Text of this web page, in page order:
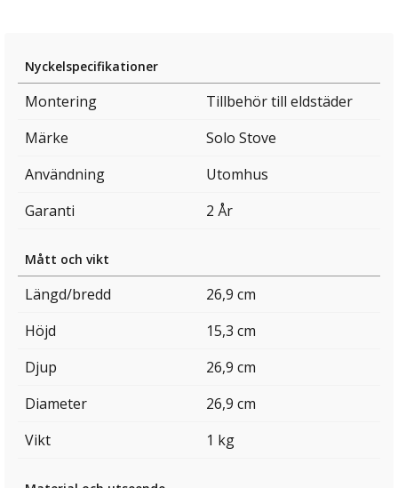
Nyckelspecifikationer
Montering
Tillbehör till eldstäder
Märke
Solo Stove
Användning
Utomhus
Garanti
2 År
Mått och vikt
Längd/bredd
26,9 cm
Höjd
15,3 cm
Djup
26,9 cm
Diameter
26,9 cm
Vikt
1 kg